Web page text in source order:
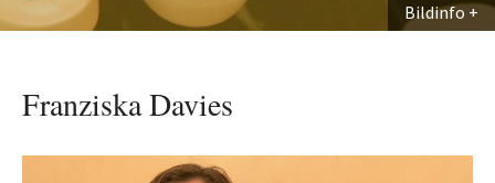
Bildinfo
Franziska Davies